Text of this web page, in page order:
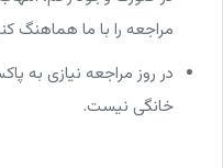
مراجعه را با ما هماهنگ
در روز مراجعه نیازی به
خانگی نیست.